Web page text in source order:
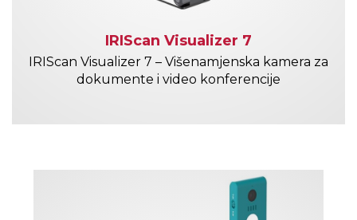
IRIScan Visualizer 7
IRIScan Visualizer 7 – Višenamjenska kamera za
dokumente i video konferencije